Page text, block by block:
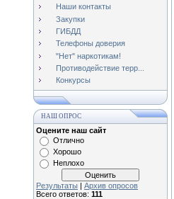
Наши контакты
Закупки
ГИБДД
Телефоны доверия
"Нет" наркотикам!
Противодействие терр...
Конкурсы
НАШ ОПРОС
Оцените наш сайт
Отлично
Хорошо
Неплохо
Результаты | Архив опросов
Всего ответов: 111